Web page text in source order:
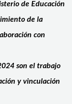
de Educación
de la
con
son el trabajo
y vinculación